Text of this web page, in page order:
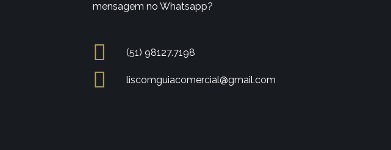
mensagem no Whatsapp?
(51) 98127.7198
liscomguiacomercial@gmail.com